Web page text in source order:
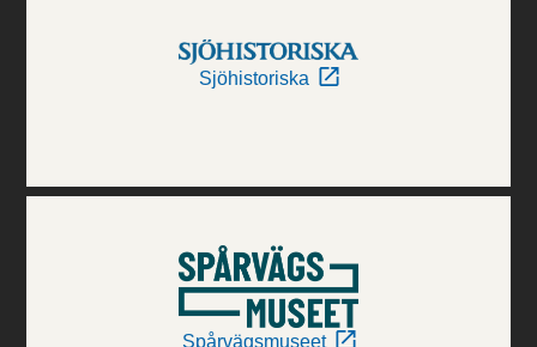
Sjöhistoriska
Spårvägsmuseet